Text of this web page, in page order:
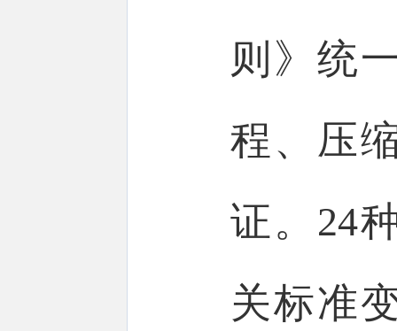
则》统
程、压
证。24
关标准